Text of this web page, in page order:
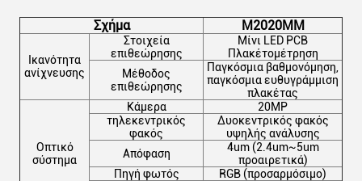
Σχήμα M2020MM
Ικανότητα
ανίχνευσης
Στοιχεία
επιθεώρησης
Μίνι LED PCB
Πλακέτομέτρηση
Μέθοδος
επιθεώρησης
Παγκόσμια βαθμονόμηση,
παγκόσμια ευθυγράμμιση
πλακέτας
Οπτικό
σύστημα
Κάμερα
20MP
τηλεκεντρικός
φακός
Δυοκεντρικός φακός
υψηλής ανάλυσης
Απόφαση
4um (2.4um~5um
προαιρετικά)
Πηγή φωτός
RGB (προσαρμόσιμο)